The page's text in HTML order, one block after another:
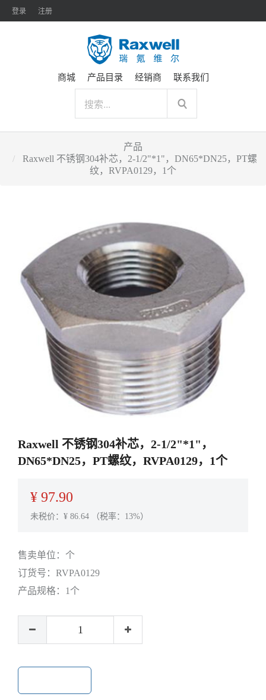
登录 注册
商城 产品目录 经销商 联系我们
产品
Raxwell 不锈钢304补芯，2-1/2"*1"，DN65*DN25，PT螺
纹，RVPA0129，1个
Raxwell 不锈钢304补芯，2-1/2"*1"，
DN65*DN25，PT螺纹，RVPA0129，1个
¥ 97.90
未税价：¥ 86.64 （税率：13%）
售卖单位： 个
订货号： RVPA0129
产品规格： 1个